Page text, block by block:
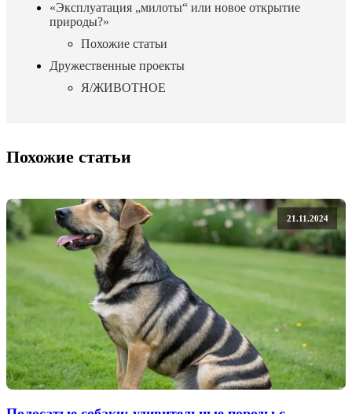
«Эксплуатация „милоты“ или новое открытие
природы?»
Похожие статьи
Дружественные проекты
Я/ЖИВОТНОЕ
Похожие статьи
21.11.2024